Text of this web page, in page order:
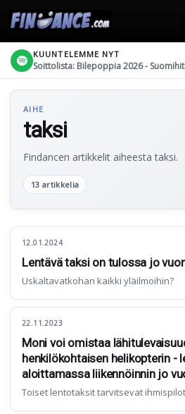
KUUNTELEMME NYT
Soittolista: Bilepoppia 2026 -
AIHE
taksi
Findancen artikkelit aiheesta taksi.
13 artikkelia
12.01.2024
Lentävä taksi on tulossa jo
Uskaltavatkohan kaikki yläilmoihin?
22.11.2023
Moni voi omistaa
henkilökohtaisen helikopterin -
aloittamassa liikennöinnin jo
Toiset lentotaksit tarvitsevat